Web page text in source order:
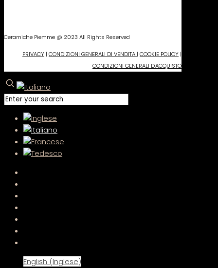
Ceramiche Piemme @ 2023 All Rights Reserved
PRIVACY | CONDIZIONI GENERALI DI VENDITA | COOKIE POLICY |
CONDIZIONI GENERALI D'ACQUISTO
English (Inglese)